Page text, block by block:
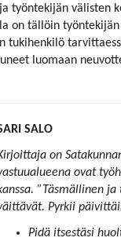
työntekijän välisten
on tällöin
tukihenkilö
luomaan
SALO
on
ovat
”Täsmällinen
Pyrkii
Pidä itsestäsi